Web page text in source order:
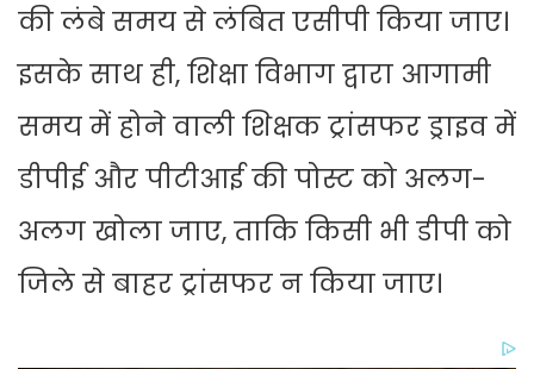
की लंबे समय से लंबित एसीपी किया जाए।
इसके साथ ही, शिक्षा विभाग द्वारा आगामी
समय में होने वाली शिक्षक ट्रांसफर ड्राइव में
डीपीई और पीटीआई की पोस्ट को अलग-
अलग खोला जाए, ताकि किसी भी डीपी को
जिले से बाहर ट्रांसफर न किया जाए।